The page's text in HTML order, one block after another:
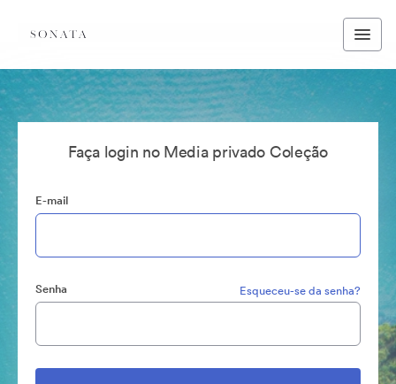
Faça login no Media privado Coleção
E-mail
Senha Esqueceu-se da senha?